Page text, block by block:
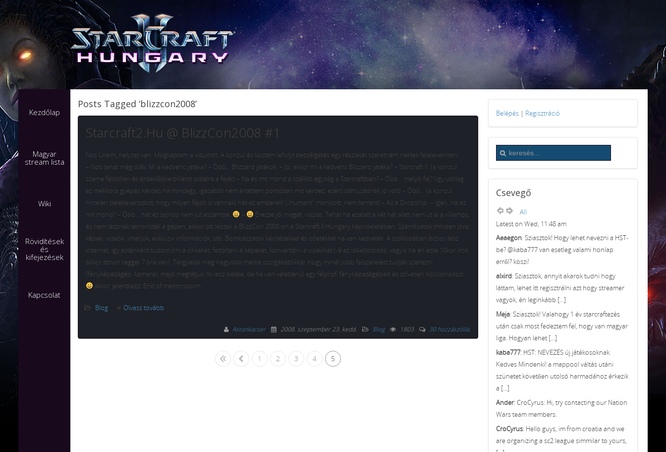
Kezdőlap
Magyar
stream lista
Wiki
Rövidítések
és
kifejezések
Kapcsolat
Posts Tagged ‘blizzcon2008’
Starcraft2.Hu @ BlizzCon2008 #1
Nos Uraim, helyzet van. Mögkaptam a vízumot. A konzul és köztem lefolyt beszélgetés egy részletét szeretném nektek feleleveníteni: …
– Nos tehát még diák. Mi a kedvenc játéka? – Ööö… Blizzard játékok. – Jó, akkor mi a kedvenc Blizzard játéka? – Starcraft II. (a konzul
szeme felcsillan és érdeklődve billenti oldalra a fejét) – Na és mit mond a szállító egység a Starcraftban? – Ööö… melyik faj? (így utólag
ez mekkora gyépés kérdés na mindegy, igazából nem értettem pontosan mit kérdez, ezért időhúzásnak jó volt) – Ööö… (a konzul
hirtelen belekavarodott, hogy milyen fajok is vannak) hát az emberek! („humant” mondott, nem terrant) – Az a Dropship. – Igen, na az
mit mond? – Ööö… hát ez sajnos nem jut eszembe.
–
Érezze jól magát, viszlát. Tehát ha ezalatt a két hét alatt nem üt el a villamos,
és nem lesznek terroristák a gépen, akkor ott leszek a BlizzCon 2008-on a Starcraft II Hungary képviseletében. Számítsatok minden jóra,
képek, videók, interjúk, exkluzív információk, stb. Bombázzatok kérdésekkel és ötletekkel ha van kedvetek. A szállodában biztos lesz
internet, így esténként tudom írni a cikkeket, feltölteni a képeket, konvertálni a videókat (-9 az időeltolódás, vagyis ha én este 10kor írok,
akkor itthon reggel 7 óra van). Tárgyalok még nagyobb média szolgáltatókkal, hogy minél jobb felszerelést tudjak szerezni
(fényképezőgép, kamera), majd meglátjuk mi lesz belőle, de ha van véletlenül egy félprofi fényképezőgéped és szívesen kölcsönadod
akkor jelentkezz! End of transmission.
Blog Olvass tovább
Astonkacser 2008. szeptember 23. kedd. Blog 1803 30 hozzászólás
« 1 2 3 4 5
Belépés | Regisztráció
Csevegő
All
Latest on Wed, 11:48 am
Aeaegon: Sziasztok! Hogy lehet nevezni a HST-
be? @kaba777 van esetleg valami honlap
erről? köszi!
alxird: Sziasztok, annyit akarok tudni hogy
láttam, lehet itt regisztrálni azt hogy streamer
vagyok, én leginkább [...]
Meja: Sziasztok! Valahogy 1 év starcraftezés
után csak most fedeztem fel, hogy van magyar
liga. Hogyan lehet [...]
kaba777: HST: NEVEZÉS új játékosoknak.
Kedves Mindenki! a mappool váltás utáni
szünetet követően utolsó harmadához érkezik
a [...]
Ander: CroCyrus: Hi, try contacting our Nation
Wars team members.
CroCyrus: Hello guys, im from croatia and we
are organizing a sc2 league simmilar to yours,